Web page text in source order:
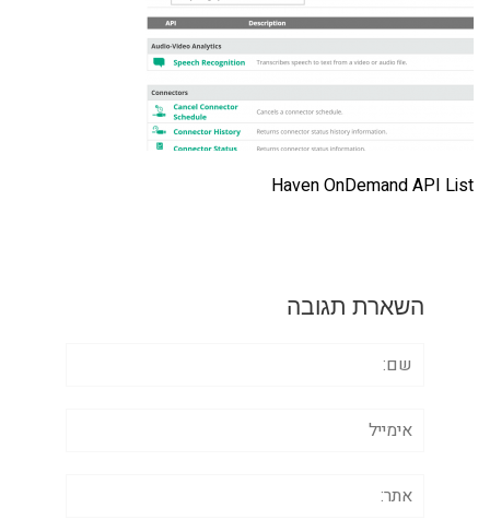
Haven OnDemand API List
השארת תגובה